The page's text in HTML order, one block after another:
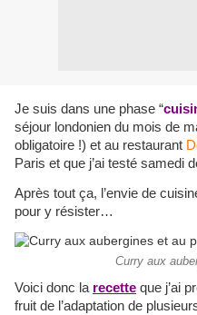
Je suis dans une phase “
séjour londonien du mois de
obligatoire !) et au restaurant
Paris et que j’ai testé samedi
Après tout ça, l’envie de
pour y résister…
Curry aux
Voici donc la recette que j’ai
fruit de l’adaptation de